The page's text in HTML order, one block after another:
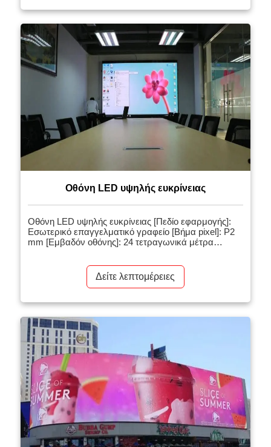
θέασης, ευρεία γκάμα χρωμάτων, οθόνη
απρόσκοπτης σύνδεσης 2. Ο αρθρωτός σχεδιασμός
της μονάδας, η […]
Οθόνη LED υψηλής ευκρίνειας
Οθόνη LED υψηλής ευκρίνειας [Πεδίο εφαρμογής]:
Εσωτερικό επαγγελματικό γραφείο [Βήμα pixel]: P2
mm [Εμβαδόν οθόνης]: 24 τετραγωνικά μέτρα
υψηλής ευκρίνειας είναι η πρώτη μεγάλη οθόνη 4K
υψηλής ευκρίνειας για εξωτερική τοποθέτηση σε
λάβει εκτεταμένη προσοχή από την έναρξη
Δείτε λεπτομέρειες